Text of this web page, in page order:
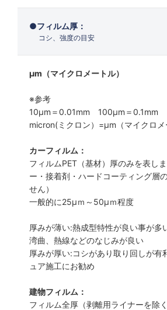
フィルム厚：
コシ、強度の目安
μm（マイクロメートル）
※参考
10μm＝0.01mm 100μm＝0.1mm
micron(ミクロン）=µm（マイクロメ
カーフィルム：
フィルムPET（基材）厚のみを表し
ー・接着剤・ハードコーティング層
せん）
一般的に25µｍ～50µｍ程度
厚みが薄い:熱成型特性が良い事が多
湾曲、熱線などのなじみが良い
厚みが厚い:コシがあり取り回しが有
ュア施工にお勧め
建物フィルム：
フィルム全厚（剥離用ライナーを除